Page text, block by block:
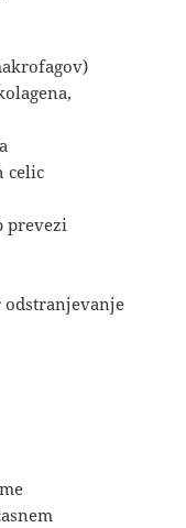
celic
prevezi
odstranjevanje